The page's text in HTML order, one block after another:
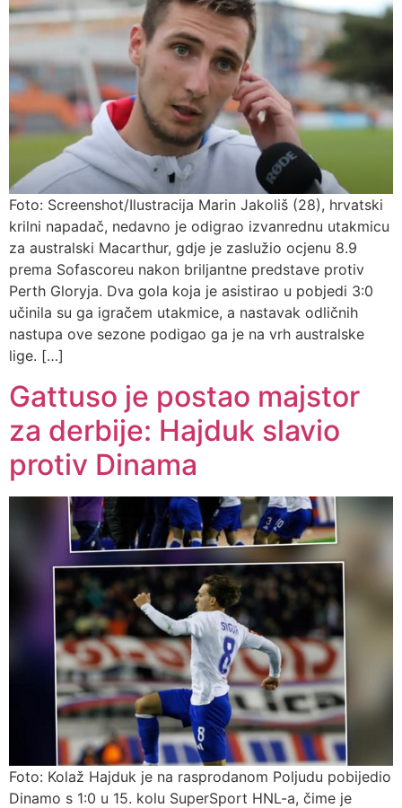
Foto: Screenshot/Ilustracija Marin Jakoliš (28), hrvatski
krilni napadač, nedavno je odigrao izvanrednu utakmicu
za australski Macarthur, gdje je zaslužio ocjenu 8.9
prema Sofascoreu nakon briljantne predstave protiv
Perth Gloryja. Dva gola koja je asistirao u pobjedi 3:0
učinila su ga igračem utakmice, a nastavak odličnih
nastupa ove sezone podigao ga je na vrh australske
lige. […]
Gattuso je postao majstor
za derbije: Hajduk slavio
protiv Dinama
Foto: Kolaž Hajduk je na rasprodanom Poljudu pobijedio
Dinamo s 1:0 u 15. kolu SuperSport HNL-a, čime je